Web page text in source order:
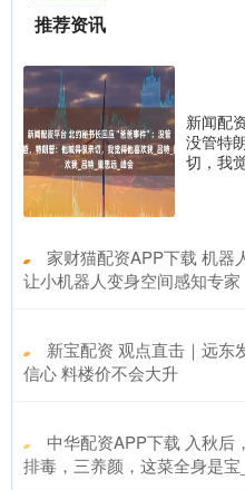
推荐资讯
新闻配
没管特
切，我
家财猫配资APP下载 机器
让小机器人变身空间感知专家
新宝配资 观点直击｜远东
信心 料楼价不会大升
中华配资APP下载 入秋后
排毒，三养颜，这菜全身是